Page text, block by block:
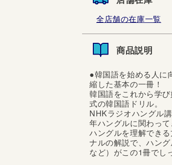
全店舗の在庫一覧
商品説明
●韓国語を始める人に
縮した基本の一冊！
韓国語をこれから学
式の韓国語ドリル。
NHKラジオハングル
年ハングルに関わっ
ハングルを理解でき
ナルの解説で、ハン
など）がこの1冊でし